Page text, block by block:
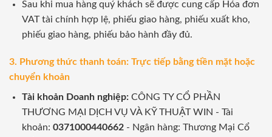
Sau khi mua hàng quý khách sẽ được cung cấp Hóa đơn
VAT tài chính hợp lệ, phiếu giao hàng, phiếu xuất kho,
phiếu giao hàng, phiếu bảo hành đầy đủ.
3. Phương thức thanh toán: Trực tiếp bằng tiền mặt hoặc
chuyển khoản
Tài khoản Doanh nghiệp:CÔNG TY CỔ PHẦN
THƯƠNG MẠI DỊCH VỤ VÀ KỸ THUẬT WIN - Tài
khoản: 0371000440662- Ngân hàng: Thương Mại Cổ